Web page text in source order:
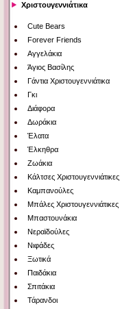
Χριστουγεννιάτικα
Cute Bears
Forever Friends
Αγγελάκια
Άγιος Βασίλης
Γάντια Χριστουγεννιάτικα
Γκι
Διάφορα
Δωράκια
Έλατα
Έλκηθρα
Ζωάκια
Κάλτσες Χριστουγεννιάτικες
Καμπανούλες
Μπάλες Χριστουγεννιάτικες
Μπαστουνάκια
Νεραϊδούλες
Νιφάδες
Ξωτικά
Παιδάκια
Σπιτάκια
Τάρανδοι